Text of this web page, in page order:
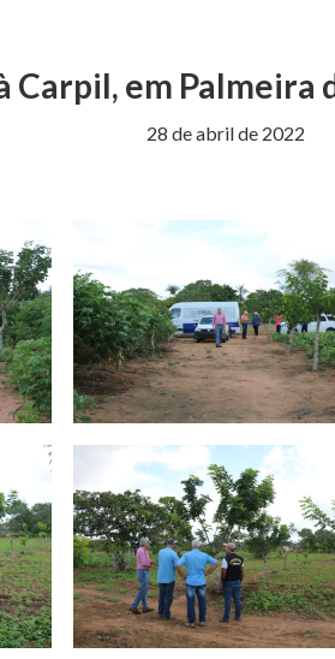
Carpil, em Palmeira
28 de abril de 2022